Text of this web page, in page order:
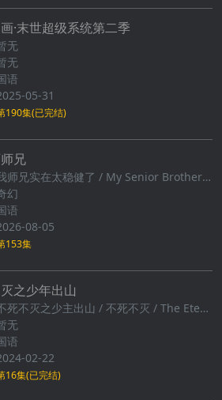
·末世超级系统第二季
无
无
语
05-31
190集(已完结)
兄
别名：我师兄实在太稳健了 / My Senior Brother is Too Steady
幻
语
08-05
153集
之少年出山
别名：不死不灭之少主出山 / 不死不灭‎ / The Eternal Strife
无
语
02-22
16集(已完结)